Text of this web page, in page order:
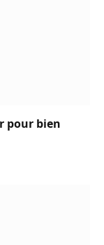
pour bien